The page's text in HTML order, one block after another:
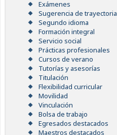
Exámenes
Sugerencia de trayectoria
Segundo idioma
Formación integral
Servicio social
Prácticas profesionales
Cursos de verano
Tutorías y asesorías
Titulación
Flexibilidad curricular
Movilidad
Vinculación
Bolsa de trabajo
Egresados destacados
Maestros destacados